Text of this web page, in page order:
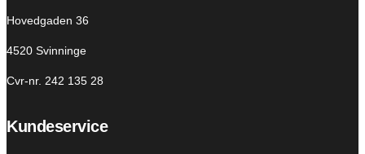
Hovedgaden 36
4520 Svinninge
Cvr-nr. 242 135 28
Kundeservice